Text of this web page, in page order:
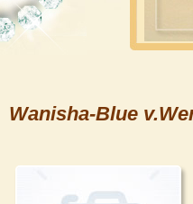
Wanisha-Blue